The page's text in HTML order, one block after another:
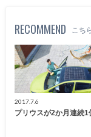
RECOMMEND こち
2017.7.6
プリウスが2か月連続1